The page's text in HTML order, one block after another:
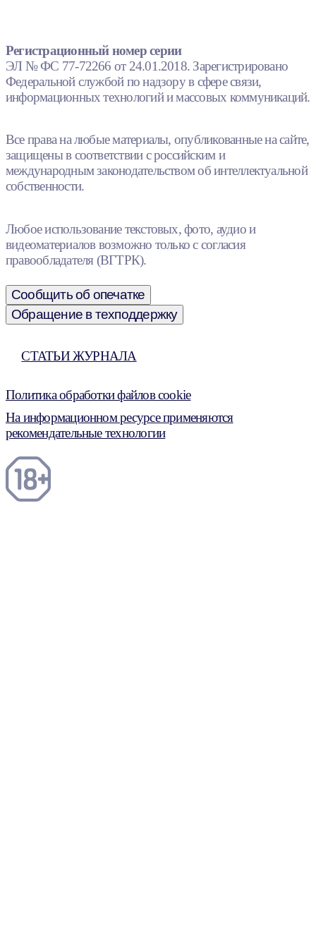
Регистрационный номер серии
ЭЛ № ФС 77-72266 от 24.01.2018. Зарегистрировано
Федеральной службой по надзору в сфере связи,
информационных технологий и массовых коммуникаций.
Все права на любые материалы, опубликованные на сайте,
защищены в соответствии с российским и
международным законодательством об интеллектуальной
собственности.
Любое использование текстовых, фото, аудио и
видеоматериалов возможно только с согласия
правообладателя (ВГТРК).
Сообщить об опечатке
Обращение в техподдержку
СТАТЬИ ЖУРНАЛА
Политика обработки файлов cookie
На информационном ресурсе применяются
рекомендательные технологии